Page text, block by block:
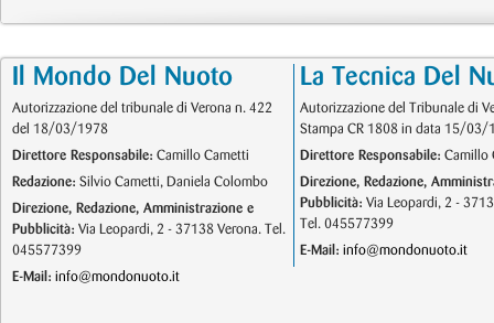
Il Mondo Del Nuoto
Autorizzazione del tribunale di Verona n. 422
del 18/03/1978
Direttore Responsabile: Camillo Cametti
Redazione: Silvio Cametti, Daniela Colombo
Direzione, Redazione, Amministrazione e
Pubblicità: Via Leopardi, 2 - 37138 Verona. Tel.
045577399
E-Mail: info@mondonuoto.it
La Tecnica Del
Autorizzazione del Tribunale di
Stampa CR 1808 in data 15/03/
Direttore Responsabile: Camillo
Direzione, Redazione,
Pubblicità: Via Leopardi, 2 -
Tel. 045577399
E-Mail: info@mondonuoto.it